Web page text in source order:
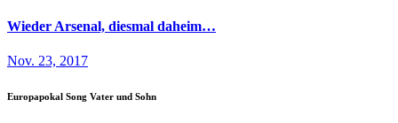
Wieder Arsenal, diesmal daheim…
Nov. 23, 2017
Europapokal Song Vater und Sohn